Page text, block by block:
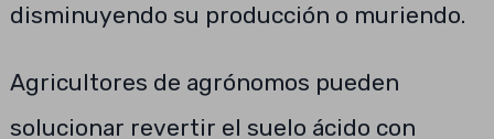
disminuyendo su producción o muriendo.
Agricultores de agrónomos pueden
solucionar revertir el suelo ácido con